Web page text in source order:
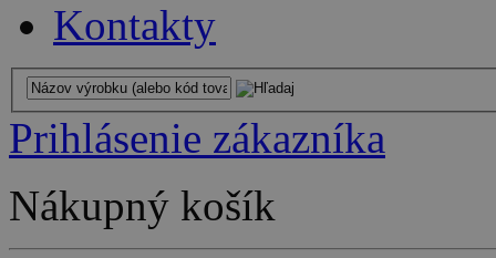
Kontakty
Prihlásenie zákazníka
Nákupný košík